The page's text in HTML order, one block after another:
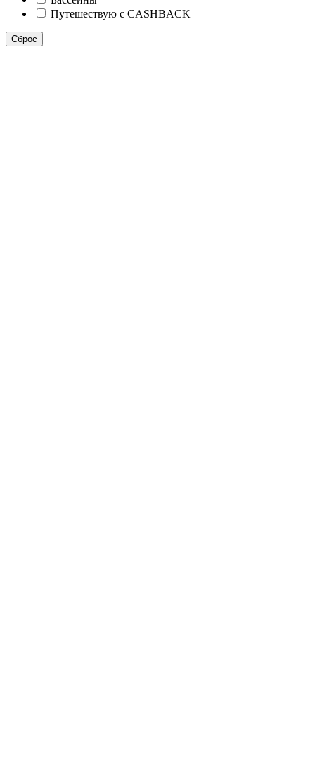
Путешествую с CASHBACK
Сброс